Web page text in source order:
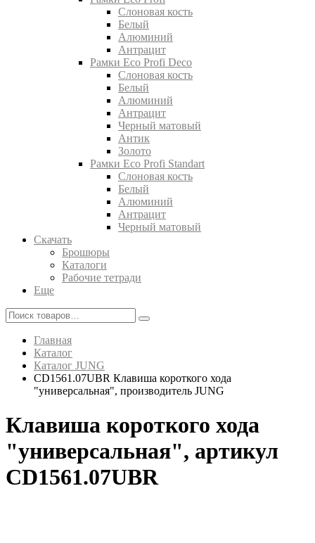
Слоновая кость
Белый
Алюминий
Антрацит
Рамки Eco Profi Deco
Слоновая кость
Белый
Алюминий
Антрацит
Черный матовый
Антик
Золото
Рамки Eco Profi Standart
Слоновая кость
Белый
Алюминий
Антрацит
Черный матовый
Скачать
Брошюры
Каталоги
Рабочие тетради
Еще
Главная
Каталог
Каталог JUNG
CD1561.07UBR Клавиша короткого хода
"универсальная", производитель JUNG
Клавиша короткого хода
"универсальная", артикул
CD1561.07UBR